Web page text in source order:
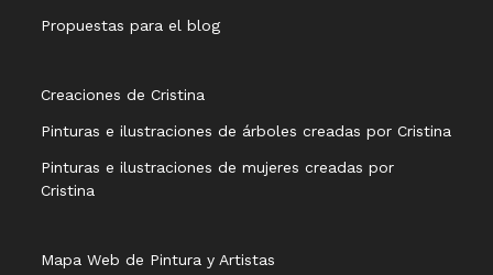
Propuestas para el blog
Creaciones de Cristina
Pinturas e ilustraciones de árboles creadas por Cristina
Pinturas e ilustraciones de mujeres creadas por
Cristina
Mapa Web de Pintura y Artistas